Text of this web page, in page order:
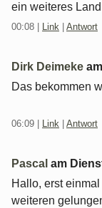
ein weiteres
00:08 Link Antwort
Dirk Deimeke am
Das bekommen
06:09 Link Antwort
Pascal am
Hallo, erst
weiteren